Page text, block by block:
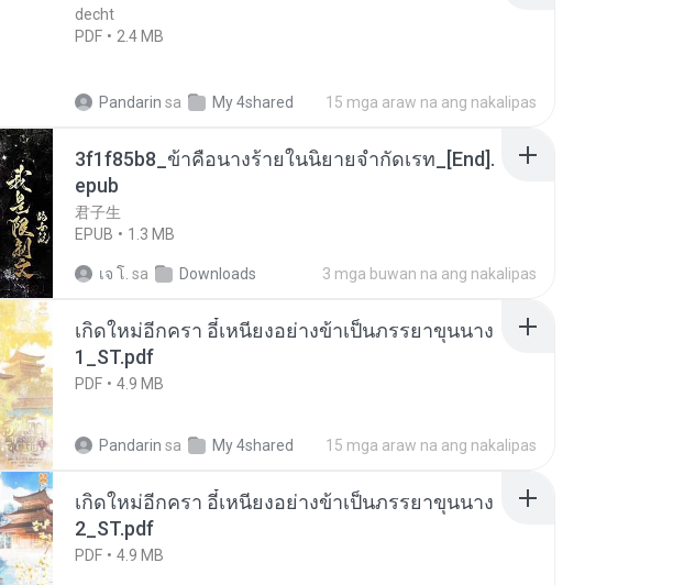
decht
PDF
2.4 MB
Pandarin sa My 4shared 15 mga araw na ang nakalipas
3f1f85b8_ข้าคือนางร้ายในนิยายจำกัดเรท_[End].
epub
君子生
EPUB
1.3 MB
เจ โ. sa Downloads 3 mga buwan na ang nakalipas
เกิดใหม่อีกครา อี๋เหนียงอย่างข้าเป็นภรรยาขุนนาง
1_ST.pdf
PDF 4.9 MB
Pandarin sa My 4shared 15 mga araw na ang nakalipas
เกิดใหม่อีกครา อี๋เหนียงอย่างข้าเป็นภรรยาขุนนาง
2_ST.pdf
PDF 4.9 MB